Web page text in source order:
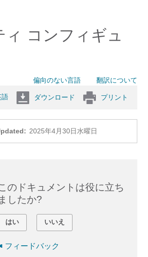
ィ コンフィギュ
偏向のない言語 翻訳について
語 ダウンロード プリント
2025年4月30日水曜日
のドキュメントは役に立ち
ましたか?
はい いいえ
フィードバック